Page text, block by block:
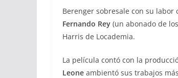
Berenger sobresale con su
Fernando Rey (un abonado de
Harris de Locademia.
La película contó con la
Leone ambientó sus trabajos